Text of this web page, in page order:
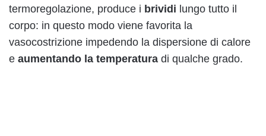
termoregolazione, produce i brividi lungo tutto il
corpo: in questo modo viene favorita la
vasocostrizione impedendo la dispersione di calore
e aumentando la temperatura di qualche grado.